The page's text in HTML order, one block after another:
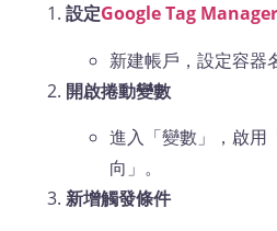
設定Google Tag Manager
新建帳戶，設定容器
開啟捲動變數
進入「變數」，啟用
向」。
新增觸發條件